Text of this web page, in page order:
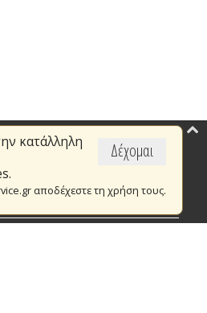
Δέχομαι
κατάλληλη
αποδέχεστε τη χρήση τους.